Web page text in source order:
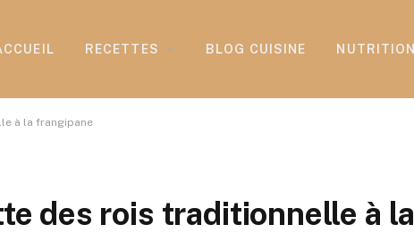
RECETTES BLOG CUISINE NUTRITION
à la frangipane
des rois traditionnelle à la